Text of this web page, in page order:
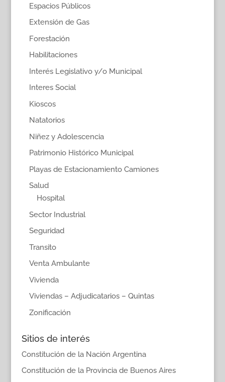
Espacios Públicos
Extensión de Gas
Forestación
Habilitaciones
Interés Legislativo y/o Municipal
Interes Social
Kioscos
Natatorios
Niñez y Adolescencia
Patrimonio Histórico Municipal
Playas de Estacionamiento Camiones
Salud
Hospital
Sector Industrial
Seguridad
Transito
Venta Ambulante
Vivienda
Viviendas – Adjudicatarios – Quintas
Zonificación
Sitios de interés
Constitución de la Nación Argentina
Constitución de la Provincia de Buenos Aires